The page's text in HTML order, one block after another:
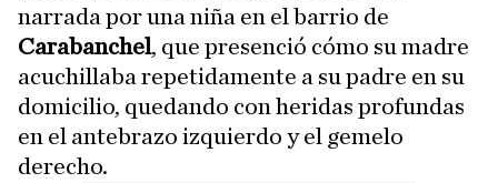
narrada por una niña en el barrio de
Carabanchel, que presenció cómo su madre
acuchillaba repetidamente a su padre en su
domicilio, quedando con heridas profundas
en el antebrazo izquierdo y el gemelo
derecho.